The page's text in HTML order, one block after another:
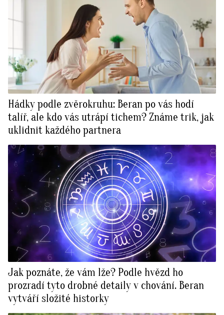
Hádky podle zvěrokruhu: Beran po vás hodí
talíř, ale kdo vás utrápí tichem? Známe trik, jak
uklidnit každého partnera
Jak poznáte, že vám lže? Podle hvězd ho
prozradí tyto drobné detaily v chování. Beran
vytváří složité historky